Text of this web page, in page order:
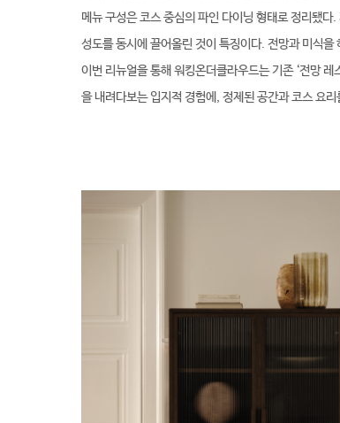
메뉴 구성은 코스 중심의 파인 다이닝 형태로 정리됐
성도를 동시에 끌어올린 것이 특징이다. 전망과 미식
이번 리뉴얼을 통해 워킹온더클라우드는 기존 ‘전망
을 내려다보는 입지적 경험에, 정제된 공간과 코스 요